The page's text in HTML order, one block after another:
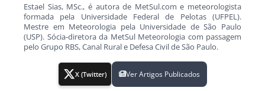
Estael Sias, MSc., é autora de MetSul.com e meteorologista
formada pela Universidade Federal de Pelotas (UFPEL).
Mestre em Meteorologia pela Universidade de São Paulo
(USP). Sócia-diretora da MetSul Meteorologia com passagem
pelo Grupo RBS, Canal Rural e Defesa Civil de São Paulo.
X (Twitter) Ver Artigos Publicados